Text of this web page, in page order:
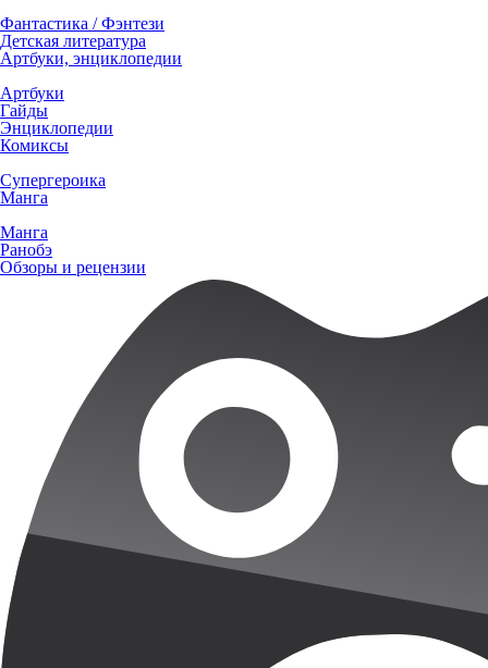
Фантастика / Фэнтези
Детская литература
Артбуки, энциклопедии
Артбуки
Гайды
Энциклопедии
Комиксы
Супергероика
Манга
Манга
Ранобэ
Обзоры и рецензии